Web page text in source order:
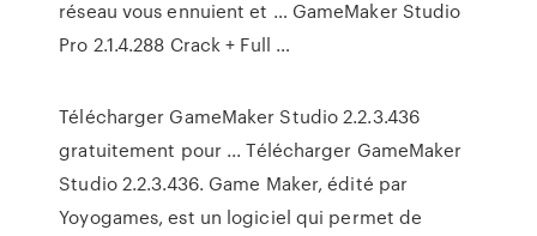
réseau vous ennuient et … GameMaker Studio
Pro 2.1.4.288 Crack + Full …
Télécharger GameMaker Studio 2.2.3.436
gratuitement pour ... Télécharger GameMaker
Studio 2.2.3.436. Game Maker, édité par
Yoyogames, est un logiciel qui permet de